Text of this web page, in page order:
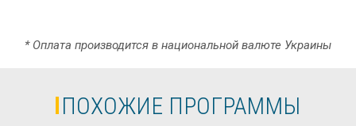
* Оплата производится в национальной валюте Украины
ПОХОЖИЕ ПРОГРАММЫ